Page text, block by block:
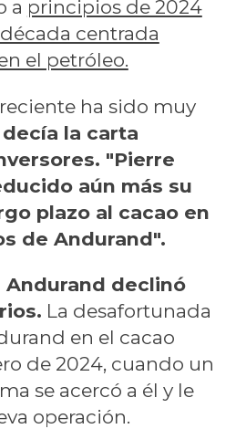
a principios de 2024
centrada
el petróleo.
ha sido muy
decía la carta
"Pierre
aún más su
plazo al cacao en
de Andurand".
Andurand declinó
La desafortunada
en el cacao
de 2024, cuando un
se acercó a él y le
operación.